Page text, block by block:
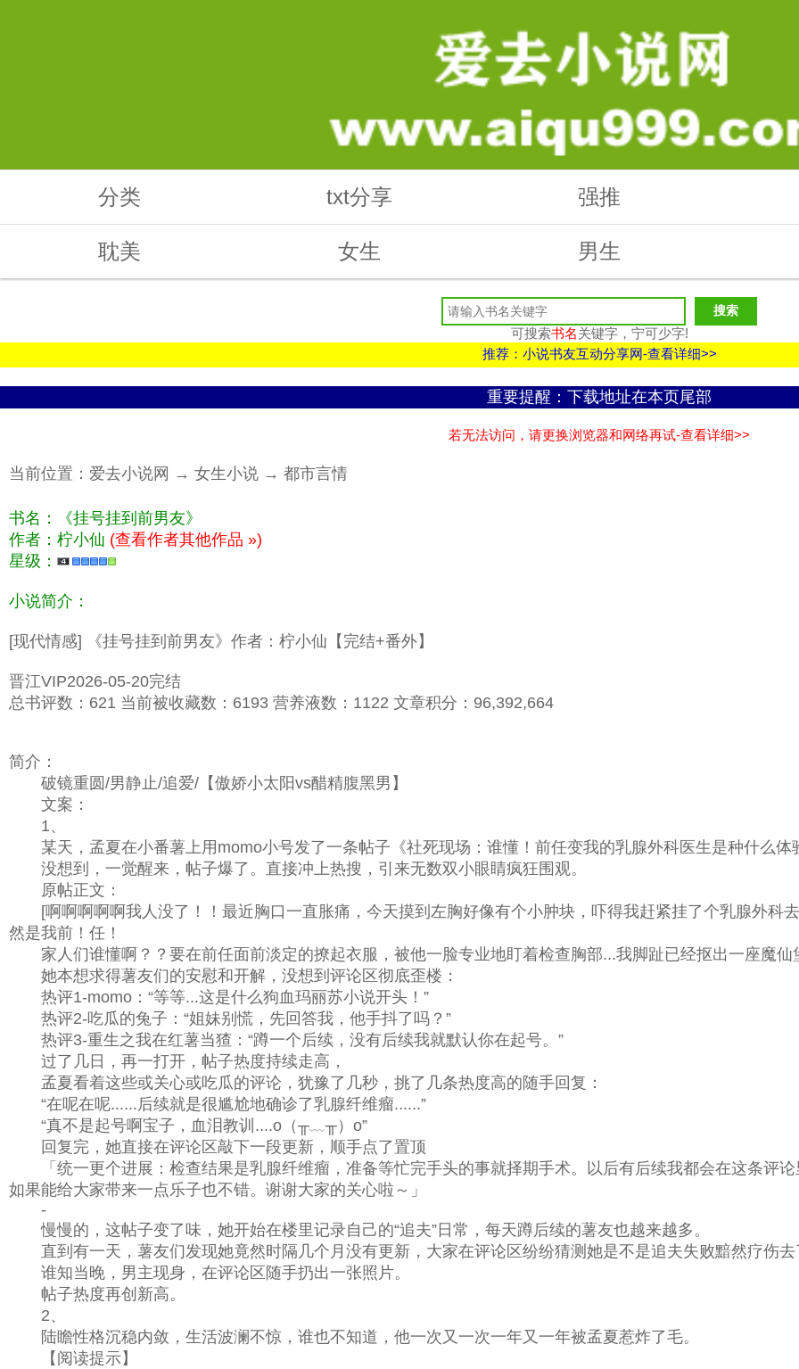
分类 txt分享 强推
耽美 女生 男生
可搜索书名关键字，宁可少字!
推荐：小说书友互动分享网-查看详细>>
重要提醒：下载地址在本页尾部
若无法访问，请更换浏览器和网络再试-查看详细>>
当前位置： 爱去小说网 → 女生小说 → 都市言情
书名：《挂号挂到前男友》
作者：柠小仙 (查看作者其他作品 »)
星级：
小说简介：
[现代情感] 《挂号挂到前男友》作者：柠小仙【完结+番外】
晋江VIP2026-05-20完结
总书评数：621 当前被收藏数：6193 营养液数：1122 文章积分：96,392,664
简介：
破镜重圆/男静止/追爱/【傲娇小太阳vs醋精腹黑男】
文案：
1、
某天，孟夏在小番薯上用momo小号发了一条帖子《社死现场：谁懂！前任变我的乳腺外科医生是种什么体
没想到，一觉醒来，帖子爆了。直接冲上热搜，引来无数双小眼睛疯狂围观。
原帖正文：
[啊啊啊啊啊我人没了！！最近胸口一直胀痛，今天摸到左胸好像有个小肿块，吓得我赶紧挂了个乳腺外科
然是我前！任！
家人们谁懂啊？？要在前任面前淡定的撩起衣服，被他一脸专业地盯着检查胸部...我脚趾已经抠出一座魔仙
她本想求得薯友们的安慰和开解，没想到评论区彻底歪楼：
热评1-momo：“等等...这是什么狗血玛丽苏小说开头！”
热评2-吃瓜的兔子：“姐妹别慌，先回答我，他手抖了吗？”
热评3-重生之我在红薯当猹：“蹲一个后续，没有后续我就默认你在起号。”
过了几日，再一打开，帖子热度持续走高，
孟夏看着这些或关心或吃瓜的评论，犹豫了几秒，挑了几条热度高的随手回复：
“在呢在呢......后续就是很尴尬地确诊了乳腺纤维瘤......”
“真不是起号啊宝子，血泪教训....o（╥﹏╥）o”
回复完，她直接在评论区敲下一段更新，顺手点了置顶
「统一更个进展：检查结果是乳腺纤维瘤，准备等忙完手头的事就择期手术。以后有后续我都会在这条评
如果能给大家带来一点乐子也不错。谢谢大家的关心啦～」
-
慢慢的，这帖子变了味，她开始在楼里记录自己的“追夫”日常，每天蹲后续的薯友也越来越多。
直到有一天，薯友们发现她竟然时隔几个月没有更新，大家在评论区纷纷猜测她是不是追夫失败黯然疗伤去
谁知当晚，男主现身，在评论区随手扔出一张照片。
帖子热度再创新高。
2、
陆瞻性格沉稳内敛，生活波澜不惊，谁也不知道，他一次又一次一年又一年被孟夏惹炸了毛。
【阅读提示】